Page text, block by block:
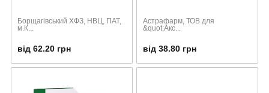
Борщагівський ХФЗ, НВЦ, ПАТ,
м.К...
від 62.20 грн
Астрафарм, ТОВ для
&quot;Акс...
від 38.80 грн